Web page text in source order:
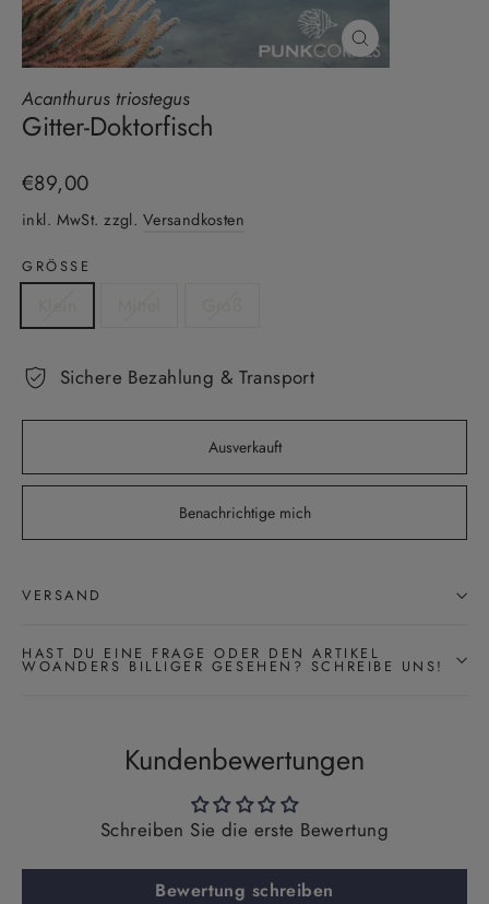
Schließen
(Esc)
Acanthurus triostegus
Gitter-Doktorfisch
Normaler
Preis
€89,00
inkl. MwSt. zzgl. Versandkosten
GRÖSSE
Sichere Bezahlung & Transport
Ausverkauft
Benachrichtige mich
VERSAND
HAST DU EINE FRAGE ODER DEN ARTIKEL
WOANDERS BILLIGER GESEHEN? SCHREIBE UNS!
Kundenbewertungen
Schreiben Sie die erste Bewertung
Bewertung schreiben